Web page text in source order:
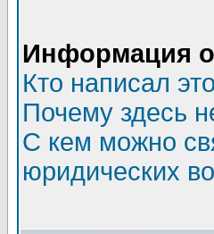
Информация
Кто написал
Почему здесь
С кем можно
юридических